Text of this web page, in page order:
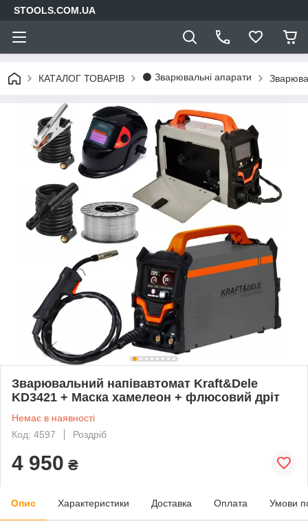
STOOLS.COM.UA
КАТАЛОГ ТОВАРІВ ⚫ Зварювальні апарати
Зварювальний напівавтомат Kraft&Dele
KD3421 + Маска хамелеон + флюсовий дріт
Немає в наявності
Код: 4597
Роздріб
4 950 ₴
Опис Характеристики Доставка Оплата Умови